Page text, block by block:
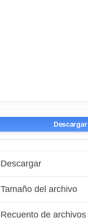
Descargar
Descargar
Tamaño del archivo
Recuento de archivos